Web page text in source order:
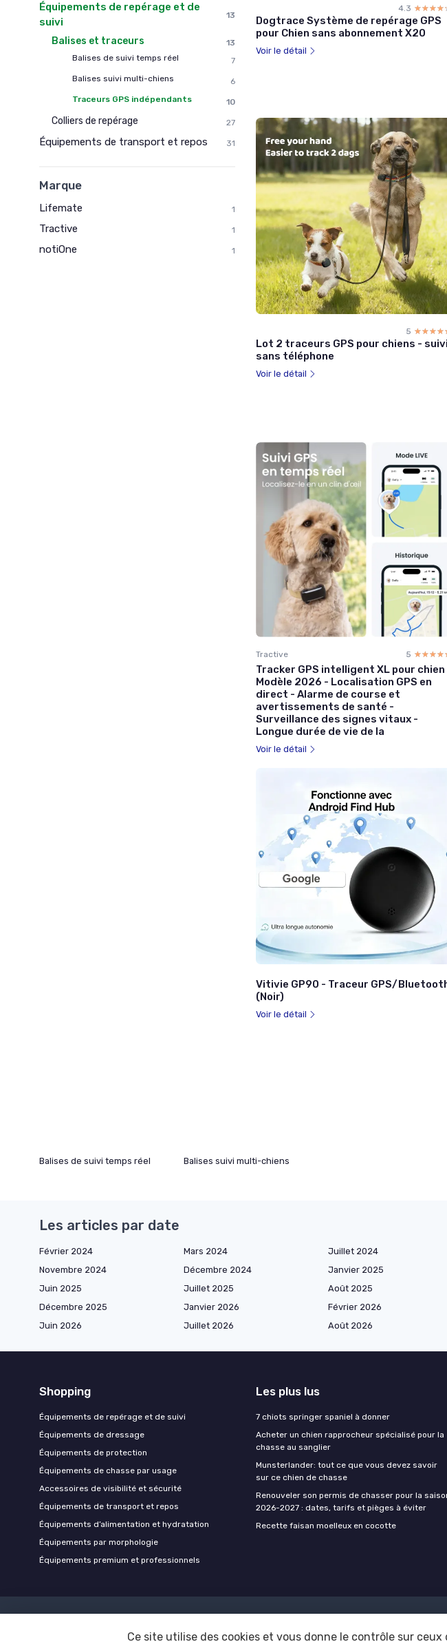
Équipements de repérage et de
suivi
13
Balises et traceurs
13
Balises de suivi temps réel
7
Balises suivi multi-chiens
6
Traceurs GPS indépendants
10
Colliers de repérage 27
Équipements de transport et repos 31
Marque
Lifemate 1
Tractive 1
notiOne 1
4.3
Dogtrace Système de repérage GPS
pour Chien sans abonnement X20
Voir le détail
5
Lot 2 traceurs GPS pour chiens - suivi
sans téléphone
Voir le détail
Tractive 5
Tracker GPS intelligent XL pour chien
Modèle 2026 - Localisation GPS en
direct - Alarme de course et
avertissements de santé -
Surveillance des signes vitaux -
Longue durée de vie de la
Voir le détail
Vitivie GP90 - Traceur GPS/
(Noir)
Voir le détail
Balises de suivi temps réel Balises suivi multi-chiens
Les articles par date
Février 2024 Mars 2024 Juillet 2024
Novembre 2024
Décembre 2024 Janvier 2025
Juin 2025
Juillet 2025 Août 2025
Décembre 2025
Janvier 2026 Février 2026
Juin 2026
Juillet 2026 Août 2026
Shopping
Équipements de repérage et de suivi
Équipements de dressage
Équipements de protection
Équipements de chasse par usage
Accessoires de visibilité et sécurité
Équipements de transport et repos
Équipements d’alimentation et hydratation
Équipements par morphologie
Équipements premium et professionnels
Les plus lus
7 chiots springer spaniel à donner
Acheter un chien rapprocheur spécialisé pour la
chasse au sanglier
Munsterlander: tout ce que vous devez savoir
sur ce chien de chasse
Renouveler son permis de chasser pour la
2026-2027 : dates, tarifs et pièges à éviter
Recette faisan moelleux en cocotte
© Chien
Ce site utilise des cookies et vous donne le contrôle sur